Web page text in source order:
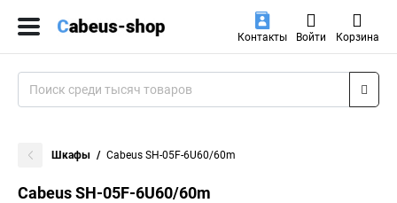
Контакты Войти Корзина
Шкафы Cabeus SH-05F-6U60/60m
Cabeus SH-05F-6U60/60m